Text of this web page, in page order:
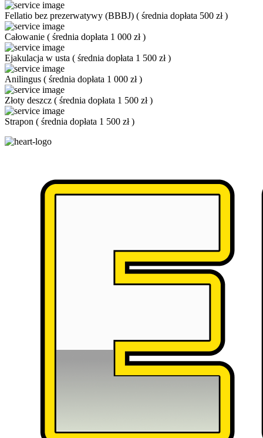
Fellatio bez prezerwatywy (BBBJ) ( średnia dopłata 500 zł)
Całowanie ( średnia dopłata 1 000 zł)
Ejakulacja w usta ( średnia dopłata 1 500 zł)
Anilingus ( średnia dopłata 1 000 zł)
Złoty deszcz ( średnia dopłata 1 500 zł)
Strapon ( średnia dopłata 1 500 zł)